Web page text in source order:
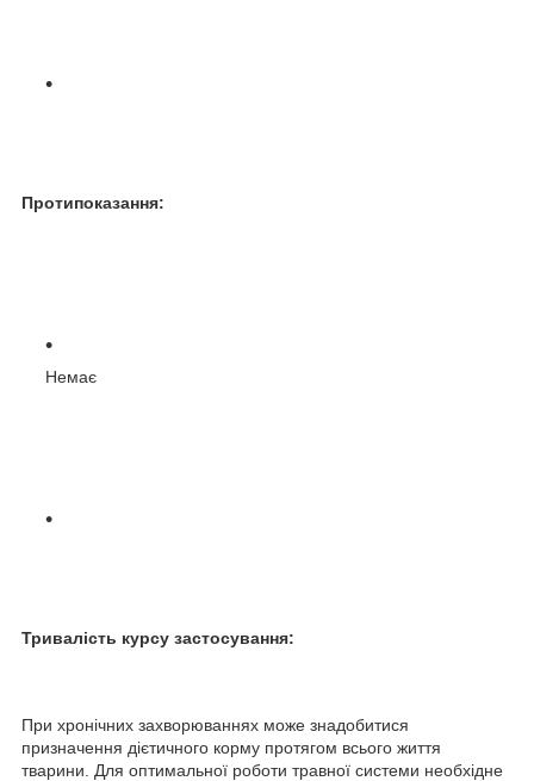
Протипоказання:
Немає
Тривалість курсу застосування:
При хронічних захворюваннях може знадобитися
призначення дієтичного корму протягом всього життя
тварини. Для оптимальної роботи травної системи необхідне